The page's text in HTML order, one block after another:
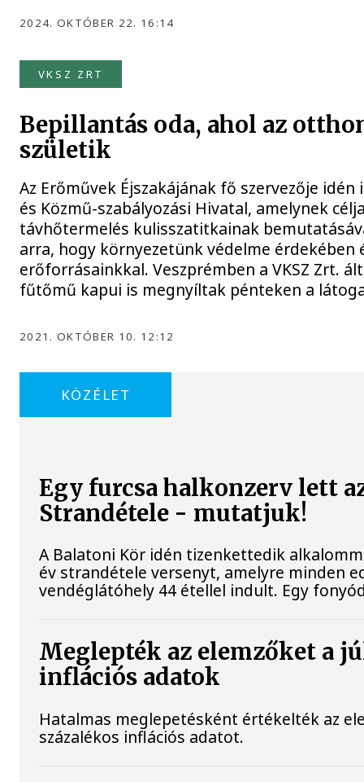
2024. OKTÓBER 22. 16:14
VKSZ ZRT
Bepillantás oda, ahol az
születik
Az Erőművek Éjszakájának fő szervezője
és Közmű-szabályozási Hivatal, amelynek
távhőtermelés kulisszatitkainak
arra, hogy környezetünk védelme érdekében
erőforrásainkkal. Veszprémben a VKSZ Zrt.
fűtőmű kapui is megnyíltak pénteken a
2021. OKTÓBER 10. 12:12
KÖZÉLET
Egy furcsa halkonzerv lett
Strandétele - mutatjuk!
A Balatoni Kör idén tizenkettedik
év strandétele versenyt, amelyre minden
vendéglátóhely 44 étellel indult. Egy
Meglepték az elemzőket a
inflációs adatok
Hatalmas meglepetésként értékelték az
százalékos inflációs adatot.